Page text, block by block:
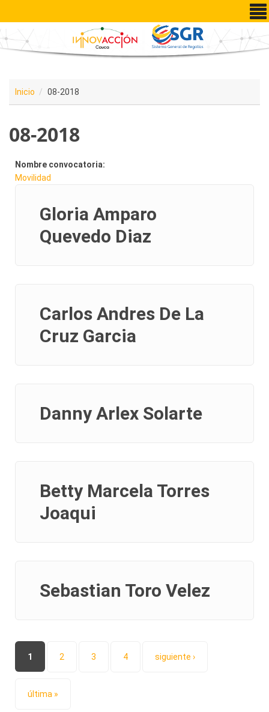
Pasar al contenido principal
Inicio 08-2018
08-2018
Nombre convocatoria:
Movilidad
Gloria Amparo
Quevedo Diaz
Carlos Andres De La
Cruz Garcia
Danny Arlex Solarte
Betty Marcela Torres
Joaqui
Sebastian Toro Velez
Páginas
1 2 3 4 siguiente ›
última »